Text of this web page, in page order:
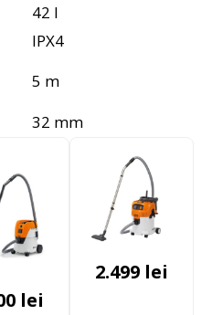
42 l
IPX4
5 m
32 mm
lei
2.499 lei